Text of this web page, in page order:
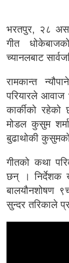
भरतपुर, २८
गीत
च्यानलबाट
रामकान्त
परियारले
कार्कीको रहेको
मोडल कुसुम
बुढाथोकी
गीतको कथा
छन् । निर्देशक
बालयौनशोषण
सुन्दर तरिकाले